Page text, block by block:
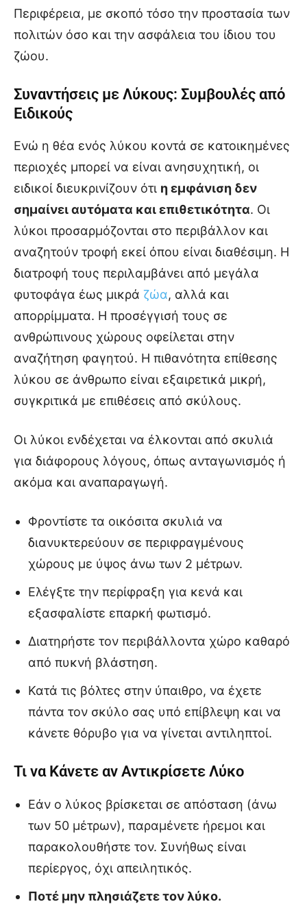
Περιφέρεια, με σκοπό τόσο την προστασία των
πολιτών όσο και την ασφάλεια του ίδιου του
ζώου.
Συναντήσεις με Λύκους: Συμβουλές από
Ειδικούς
Ενώ η θέα ενός λύκου κοντά σε κατοικημένες
περιοχές μπορεί να είναι ανησυχητική, οι
ειδικοί διευκρινίζουν ότι η εμφάνιση δεν
σημαίνει αυτόματα και επιθετικότητα. Οι
λύκοι προσαρμόζονται στο περιβάλλον και
αναζητούν τροφή εκεί όπου είναι διαθέσιμη. Η
διατροφή τους περιλαμβάνει από μεγάλα
φυτοφάγα έως μικρά ζώα, αλλά και
απορρίμματα. Η προσέγγισή τους σε
ανθρώπινους χώρους οφείλεται στην
αναζήτηση φαγητού. Η πιθανότητα επίθεσης
λύκου σε άνθρωπο είναι εξαιρετικά μικρή,
συγκριτικά με επιθέσεις από σκύλους.
Οι λύκοι ενδέχεται να έλκονται από σκυλιά
για διάφορους λόγους, όπως ανταγωνισμός ή
ακόμα και αναπαραγωγή.
Φροντίστε τα οικόσιτα σκυλιά να
διανυκτερεύουν σε περιφραγμένους
χώρους με ύψος άνω των 2 μέτρων.
Ελέγξτε την περίφραξη για κενά και
εξασφαλίστε επαρκή φωτισμό.
Διατηρήστε τον περιβάλλοντα χώρο καθαρό
από πυκνή βλάστηση.
Κατά τις βόλτες στην ύπαιθρο, να έχετε
πάντα τον σκύλο σας υπό επίβλεψη και να
κάνετε θόρυβο για να γίνεται αντιληπτοί.
Τι να Κάνετε αν Αντικρίσετε Λύκο
Εάν ο λύκος βρίσκεται σε απόσταση (άνω
των 50 μέτρων), παραμένετε ήρεμοι και
παρακολουθήστε τον. Συνήθως είναι
περίεργος, όχι απειλητικός.
Ποτέ μην πλησιάζετε τον λύκο.